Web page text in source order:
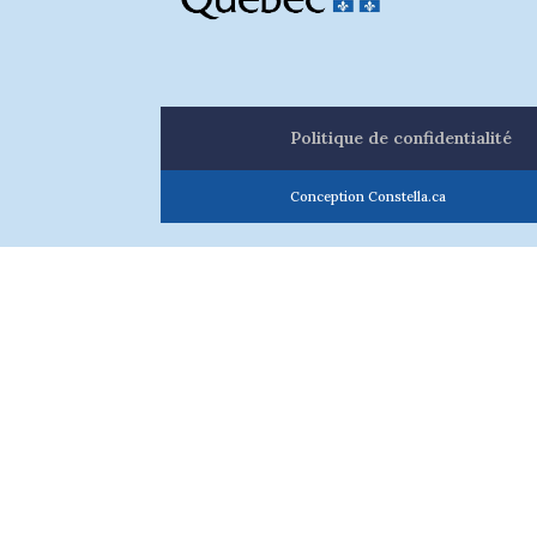
Politique de confidentialité
Conception Constella.ca